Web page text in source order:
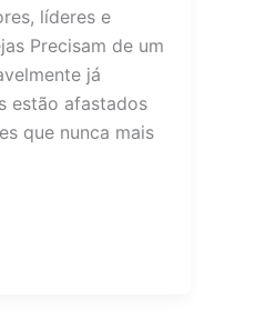
líderes e
Precisam de um
já
estão afastados
que nunca mais